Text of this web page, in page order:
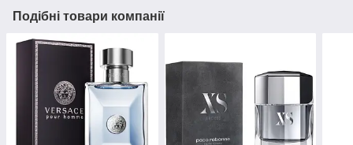
Подібні товари компанії